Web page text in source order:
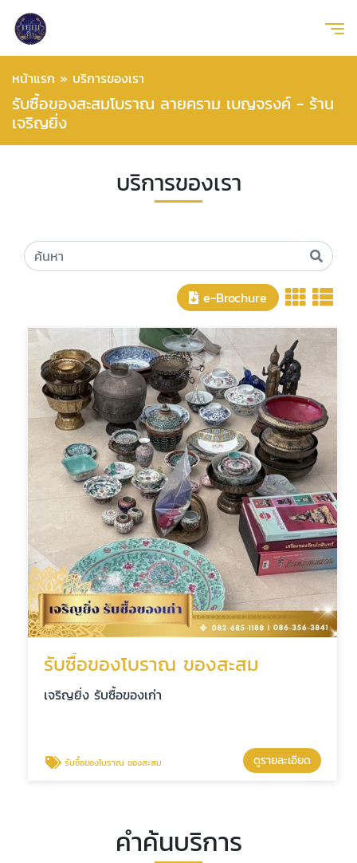
หน้าแรก » บริการของเรา
รับซื้อของสะสมโบราณ ลายคราม เบญจรงค์ - ร้าน
เจริญยิ่ง
บริการของเรา
e-Brochure
รับซื้อของโบราณ ของสะสม
เจริญยิ่ง รับซื้อของเก่า
รับซื้อของโบราณ ของสะสม ดูรายละเอียด
คำค้นบริการ